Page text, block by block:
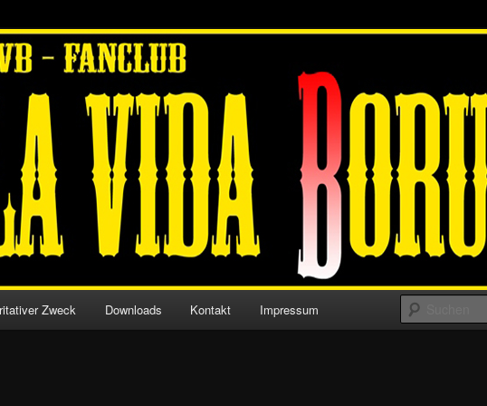
09
Zweck Downloads Kontakt Impressum